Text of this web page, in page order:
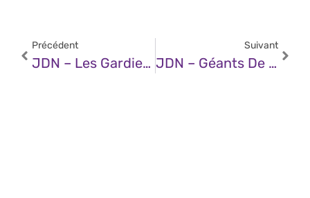
Précédent
JDN – Les Gardiens Du Monde Moderne : Se Défendre Contre Le Shadow ML Et L’IA Agentique
Suivant
JDN – Géants De L’IA : Qui Possède Qui ?